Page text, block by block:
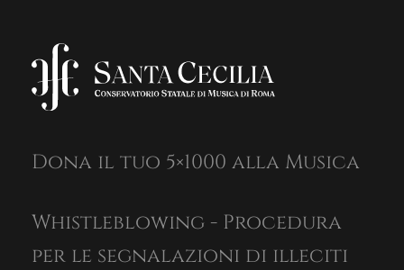
Dona il tuo 5×1000 alla Musica
Whistleblowing - Procedura
per le segnalazioni di illeciti